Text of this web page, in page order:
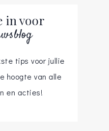
in voor
tips voor jullie
hoogte van alle
en acties!